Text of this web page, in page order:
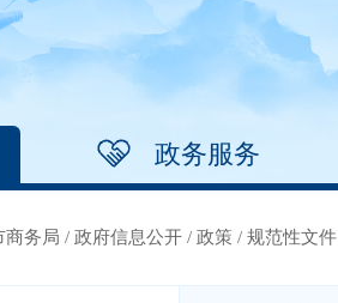
政务服务
商务局 / 政府信息公开 / 政策 / 规范性文件